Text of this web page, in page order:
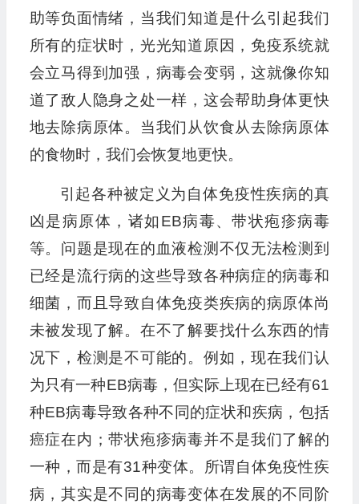
助等负面情绪，当我们知道是什么引起我们
所有的症状时，光光知道原因，免疫系统就
会立马得到加强，病毒会变弱，这就像你知
道了敌人隐身之处一样，这会帮助身体更快
地去除病原体。当我们从饮食从去除病原体
的食物时，我们会恢复地更快。
引起各种被定义为自体免疫性疾病的真
凶是病原体，诸如EB病毒、带状疱疹病毒
等。问题是现在的血液检测不仅无法检测到
已经是流行病的这些导致各种病症的病毒和
细菌，而且导致自体免疫类疾病的病原体尚
未被发现了解。在不了解要找什么东西的情
况下，检测是不可能的。例如，现在我们认
为只有一种EB病毒，但实际上现在已经有61
种EB病毒导致各种不同的症状和疾病，包括
癌症在内；带状疱疹病毒并不是我们了解的
一种，而是有31种变体。所谓自体免疫性疾
病，其实是不同的病毒变体在发展的不同阶